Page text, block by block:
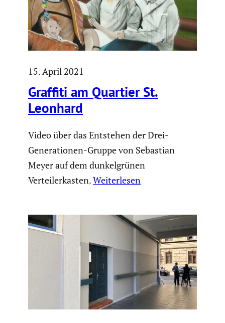
15. April 2021
Graffiti am Quartier St.
Leonhard
Video über das Entstehen der Drei-
Generationen-Gruppe von Sebastian
Meyer auf dem dunkelgrünen
Verteilerkasten.Weiterlesen